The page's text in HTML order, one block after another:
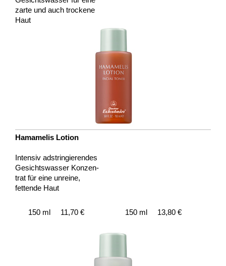
zarte und auch trockene
Haut
Hamamelis Lotion
Intensiv adstringierendes
Gesichtswasser Konzen-
trat für eine unreine,
fettende Haut
150 ml 11,70 € 150 ml 13,80 €